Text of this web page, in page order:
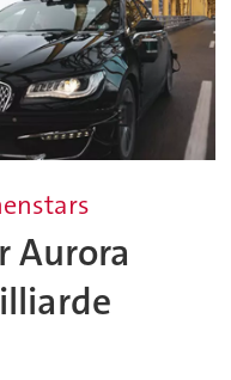
Aurora